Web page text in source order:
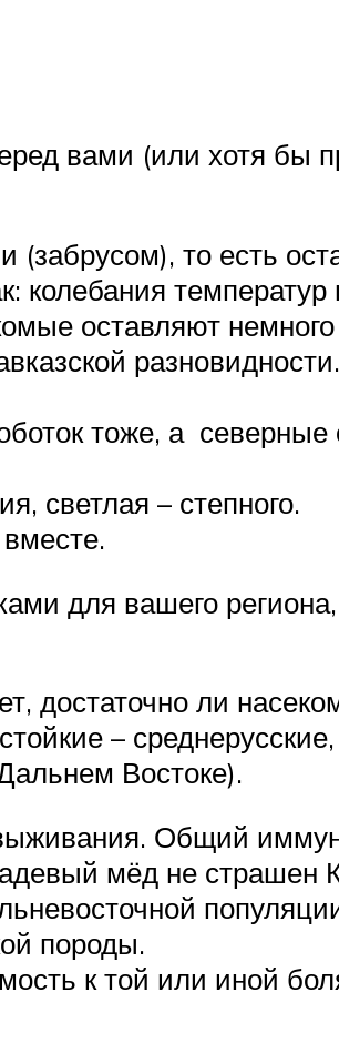
вами (или хотя бы
то есть
колебания
оставляют
тоже, а
светлая – степного.
для вашего
достаточно ли
– среднерусские,
Востоке).
Общий
мёд не страшен
породы.
к той или иной